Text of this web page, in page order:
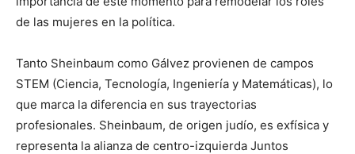
de las mujeres en la política.
Tanto Sheinbaum como Gálvez provienen de campos
STEM (Ciencia, Tecnología, Ingeniería y Matemáticas), lo
que marca la diferencia en sus trayectorias
profesionales. Sheinbaum, de origen judío, es exfísica y
representa la alianza de centro-izquierda Juntos